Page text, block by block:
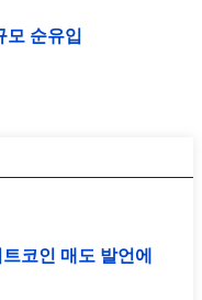
모 순유입
코인 매도 발언에